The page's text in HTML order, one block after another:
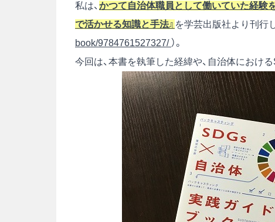
私は、 かつて自治体職員として働いていた経験
で活かせる知識と手法』 を学芸出版社より刊行
book/9784761527327/ ）。
今回は、本書を執筆した経緯や、自治体におけ